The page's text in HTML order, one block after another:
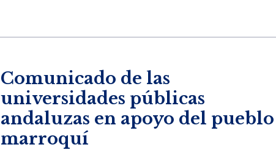
Comunicado de las
universidades públicas
andaluzas en apoyo del pueblo
marroquí